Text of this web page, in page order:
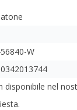
W
disponibile nel